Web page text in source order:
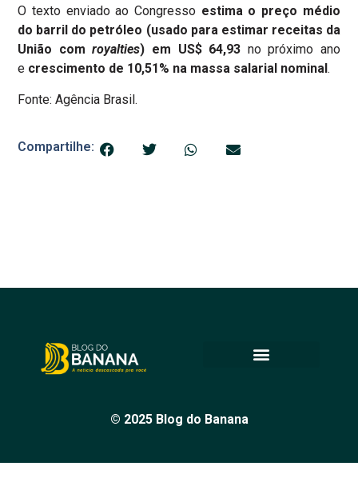
O texto enviado ao Congresso estima o preço médio
do barril do petróleo (usado para estimar receitas da
União com royalties) em US$ 64,93 no próximo ano
e crescimento de 10,51% na massa salarial nominal.
Fonte: Agência Brasil.
Compartilhe:
© 2025 Blog do Banana